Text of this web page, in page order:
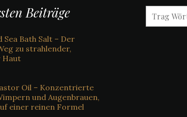
Beiträge
Sea Bath Salt – Der
zu strahlender,
Haut
Oil – Konzentrierte
und Augenbrauen,
einer reinen Formel